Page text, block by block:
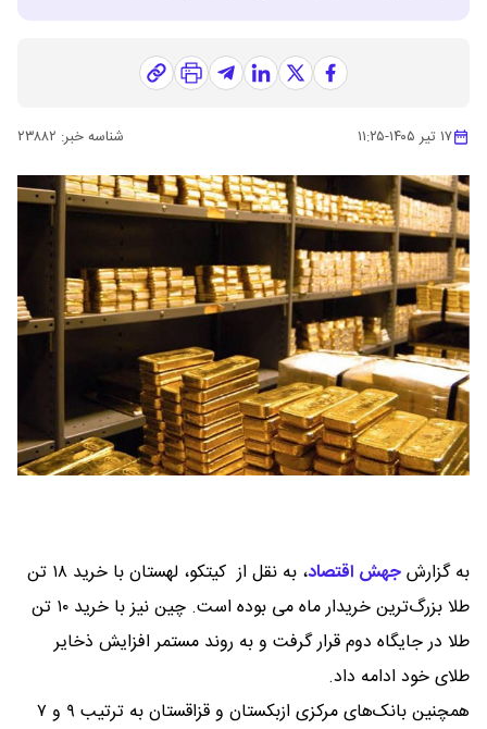
۱۷ تیر ۱۴۰۵ -۱۱:۲۵ شناسه خبر: ۲۳۸۸۲
به گزارشجهش اقتصاد،
به نقل از کیتکو، لهستان با خرید ۱۸ تن
طلا بزرگ‌ترین خریدار ماه می بوده است. چین نیز با خرید ۱۰ تن
طلا در جایگاه دوم قرار گرفت و به روند مستمر افزایش ذخایر
طلای خود ادامه داد.
همچنین بانک‌های مرکزی ازبکستان و قزاقستان به ترتیب ۹ و ۷